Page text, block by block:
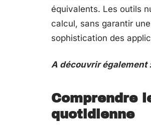
équivalents. Les outils
calcul, sans garantir
sophistication des
A découvrir également
Comprendre
quotidienne